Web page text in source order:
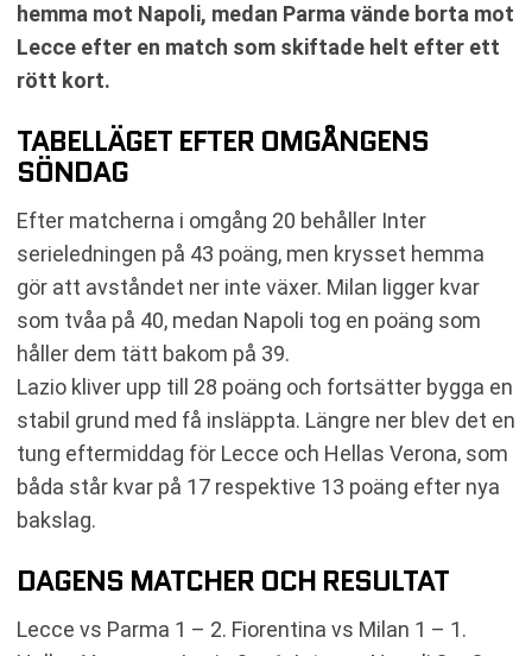
hemma mot Napoli, medan Parma vände borta mot
Lecce efter en match som skiftade helt efter ett
rött kort.
TABELLÄGET EFTER OMGÅNGENS
SÖNDAG
Efter matcherna i omgång 20 behåller Inter
serieledningen på 43 poäng, men krysset hemma
gör att avståndet ner inte växer. Milan ligger kvar
som tvåa på 40, medan Napoli tog en poäng som
håller dem tätt bakom på 39.
Lazio kliver upp till 28 poäng och fortsätter bygga en
stabil grund med få insläppta. Längre ner blev det en
tung eftermiddag för Lecce och Hellas Verona, som
båda står kvar på 17 respektive 13 poäng efter nya
bakslag.
DAGENS MATCHER OCH RESULTAT
Lecce vs Parma 1 – 2. Fiorentina vs Milan 1 – 1.